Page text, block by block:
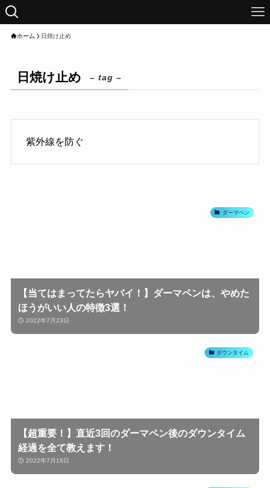
ホーム 日焼け止め
日焼け止め – tag –
紫外線を防ぐ
ダーマペン
【当てはまってたらヤバイ！】ダーマペンは、やめた
ほうがいい人の特徴3選！
2022年7月23日
ダウンタイム
【超重要！】直近3回のダーマペン後のダウンタイム
経過を全て教えます！
2022年7月16日